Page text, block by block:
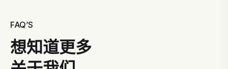
FAQ’S
想知道更多